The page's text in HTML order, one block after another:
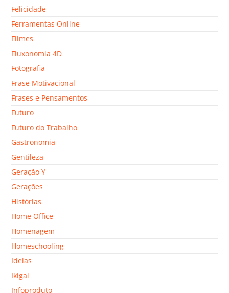
Felicidade
Ferramentas Online
Filmes
Fluxonomia 4D
Fotografia
Frase Motivacional
Frases e Pensamentos
Futuro
Futuro do Trabalho
Gastronomia
Gentileza
Geração Y
Gerações
Histórias
Home Office
Homenagem
Homeschooling
Ideias
Ikigai
Infoproduto